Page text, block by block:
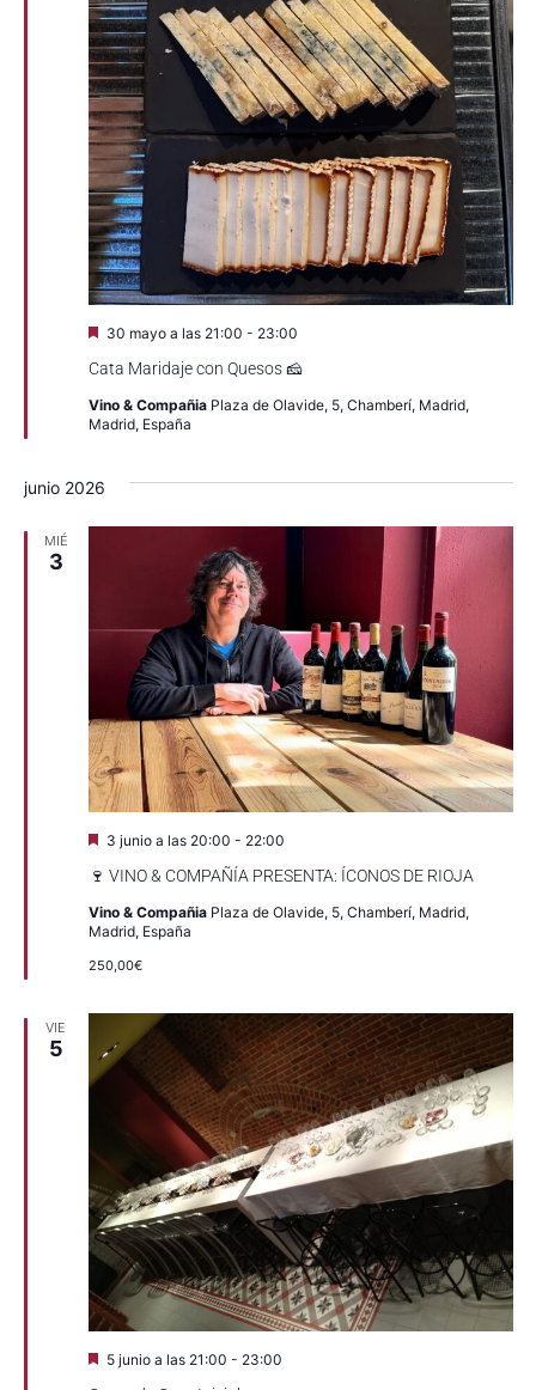
Cata Maridaje con Quesos 🧀
Destacado
30 mayo a las 21:00 - 23:00
Vino & Compañia Plaza de Olavide, 5, Chamberí, Madrid,
Madrid, España
junio 2026
MIÉ
3
🍷 VINO & COMPAÑÍA PRESENTA: ÍCONOS DE RIOJA
Destacado
3 junio a las 20:00 - 22:00
Vino & Compañia Plaza de Olavide, 5, Chamberí, Madrid,
Madrid, España
250,00€
VIE
5
Destacado
5 junio a las 21:00 - 23:00